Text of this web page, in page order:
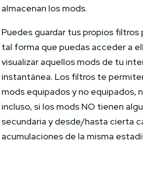
almacenan los mods.
Puedes guardar tus propios filtros
tal forma que puedas acceder a
visualizar aquellos mods de tu
instantánea. Los filtros te
mods equipados y no equipados,
incluso, si los mods NO tienen
secundaria y desde/hasta cierta
acumulaciones de la misma